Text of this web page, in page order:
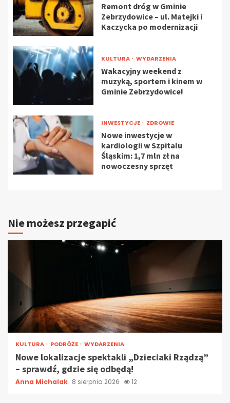
Remont dróg w Gminie
Zebrzydowice – ul. Matejki i
Kaczycka po modernizacji
KULTURA WYDARZENIA
Wakacyjny weekend z
muzyką, sportem i kinem w
Gminie Zebrzydowice!
INWESTYCJE ZDROWIE
Nowe inwestycje w
kardiologii w Szpitalu
Śląskim: 1,7 mln zł na
nowoczesny sprzęt
Nie możesz przegapić
KULTURA PODRÓŻE WYDARZENIA
Nowe lokalizacje spektakli „Dzieciaki Rządzą”
– sprawdź, gdzie się odbędą!
Anna Michalak 8 sierpnia 2026 12